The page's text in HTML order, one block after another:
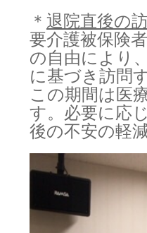
＊ 退院直後の
要介護被保険
の自由により
に基づき訪問
この期間は医
す。必要に応
後の不安の軽